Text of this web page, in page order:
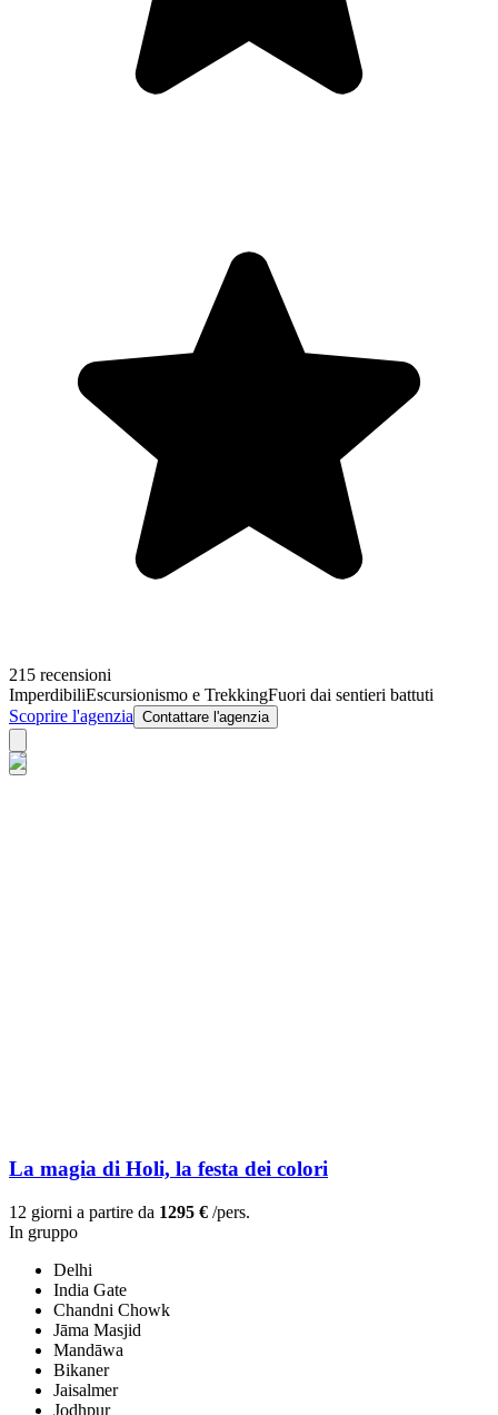
215 recensioni
ImperdibiliEscursionismo e TrekkingFuori dai sentieri battuti
Scoprire l'agenzia Contattare l'agenzia
La magia di Holi, la festa dei colori
12 giorni a partire da 1295 € /pers.
In gruppo
Delhi
India Gate
Chandni Chowk
Jāma Masjid
Mandāwa
Bikaner
Jaisalmer
Jodhpur